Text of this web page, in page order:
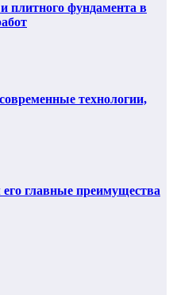
плитного фундамента в
технологии,
главные преимущества